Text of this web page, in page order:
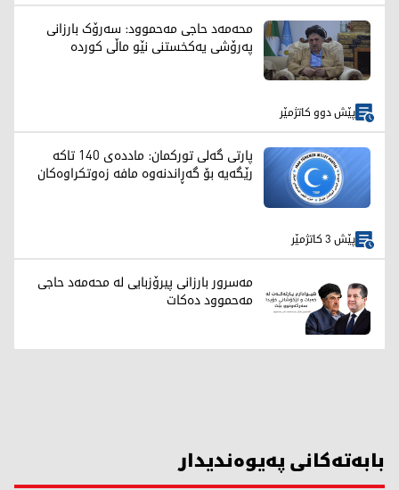
محەمەد حاجی مەحموود: سەرۆک بارزانی
پەرۆشی یەکخستنی نێو ماڵی کوردە
پێش دوو کاتژمێر
پارتی گەلی تورکمان: ماددەی 140 تاکە
رێگەیە بۆ گەڕاندنەوە مافە زەوتکراوەکان
پێش 3 کاتژمێر
مەسرور بارزانی پیرۆزبایی لە محەمەد حاجی
مەحموود دەکات
بابەتەکانی پەیوەندیدار